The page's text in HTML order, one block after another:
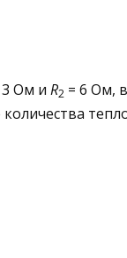
3 Ом и R2 = 6 Ом,